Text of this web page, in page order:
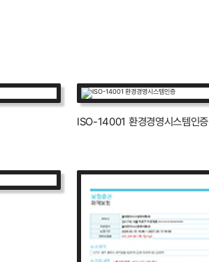
ISO-14001 환경경영시스템인증